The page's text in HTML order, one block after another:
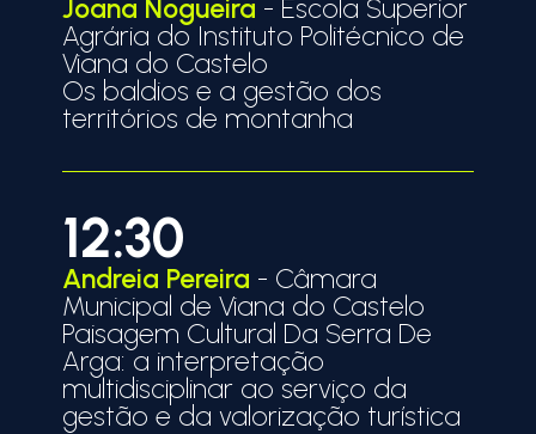
Joana Nogueira - Escola Superior
Agrária do Instituto Politécnico de
Viana do Castelo
Os baldios e a gestão dos
territórios de montanha
12:30
Andreia Pereira - Câmara
Municipal de Viana do Castelo
Paisagem Cultural Da Serra De
Arga: a interpretação
multidisciplinar ao serviço da
gestão e da valorização turística